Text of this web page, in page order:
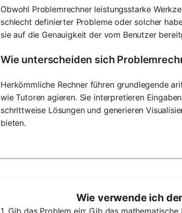
Obwohl Problemrechner leistungsstarke
schlecht definierter Probleme oder solcher
sie auf die Genauigkeit der vom Benutzer
Wie unterscheiden sich
Herkömmliche Rechner führen grundlegende
wie Tutoren agieren. Sie interpretieren
schrittweise Lösungen und generieren
bieten.
Wie verwende ich